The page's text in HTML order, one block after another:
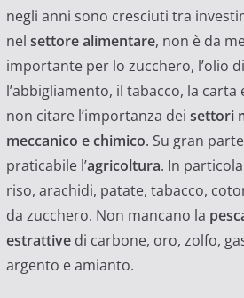
negli anni sono cresciuti tra
nel settore alimentare, non è da
importante per lo zucchero, l’olio
l’abbigliamento, il tabacco, la
non citare l’importanza dei settori
meccanico e chimico. Su gran
praticabile l’agricoltura. In
riso, arachidi, patate, tabacco,
da zucchero. Non mancano la
estrattive di carbone, oro, zolfo,
argento e amianto.